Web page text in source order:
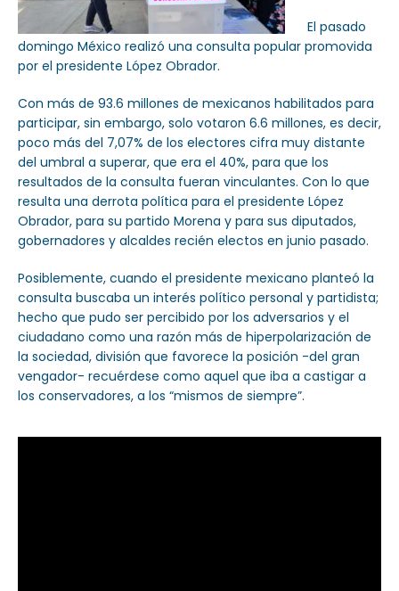
El pasado
domingo México realizó una consulta popular promovida
por el presidente López Obrador.
Con más de 93.6 millones de mexicanos habilitados para
participar, sin embargo, solo votaron 6.6 millones, es decir,
poco más del 7,07% de los electores cifra muy distante
del umbral a superar, que era el 40%, para que los
resultados de la consulta fueran vinculantes. Con lo que
resulta una derrota política para el presidente López
Obrador, para su partido Morena y para sus diputados,
gobernadores y alcaldes recién electos en junio pasado.
Posiblemente, cuando el presidente mexicano planteó la
consulta buscaba un interés político personal y partidista;
hecho que pudo ser percibido por los adversarios y el
ciudadano como una razón más de hiperpolarización de
la sociedad, división que favorece la posición -del gran
vengador- recuérdese como aquel que iba a castigar a
los conservadores, a los “mismos de siempre”.